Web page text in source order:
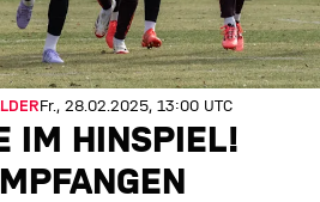
Fr., 28.02.2025, 13:00 UTC
IM HINSPIEL!